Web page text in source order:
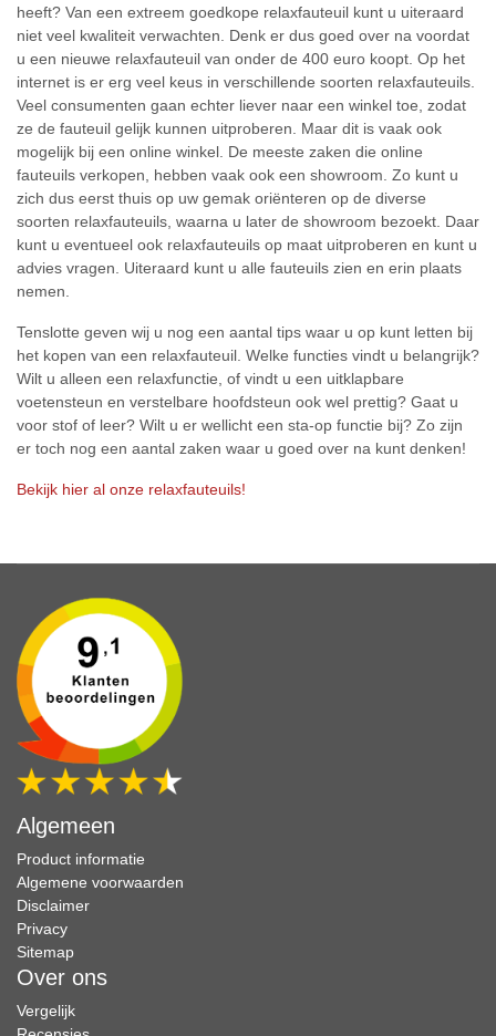
heeft? Van een extreem goedkope relaxfauteuil kunt u uiteraard
niet veel kwaliteit verwachten. Denk er dus goed over na voordat
u een nieuwe relaxfauteuil van onder de 400 euro koopt. Op het
internet is er erg veel keus in verschillende soorten relaxfauteuils.
Veel consumenten gaan echter liever naar een winkel toe, zodat
ze de fauteuil gelijk kunnen uitproberen. Maar dit is vaak ook
mogelijk bij een online winkel. De meeste zaken die online
fauteuils verkopen, hebben vaak ook een showroom. Zo kunt u
zich dus eerst thuis op uw gemak oriënteren op de diverse
soorten relaxfauteuils, waarna u later de showroom bezoekt. Daar
kunt u eventueel ook relaxfauteuils op maat uitproberen en kunt u
advies vragen. Uiteraard kunt u alle fauteuils zien en erin plaats
nemen.
Tenslotte geven wij u nog een aantal tips waar u op kunt letten bij
het kopen van een relaxfauteuil. Welke functies vindt u belangrijk?
Wilt u alleen een relaxfunctie, of vindt u een uitklapbare
voetensteun en verstelbare hoofdsteun ook wel prettig? Gaat u
voor stof of leer? Wilt u er wellicht een sta-op functie bij? Zo zijn
er toch nog een aantal zaken waar u goed over na kunt denken!
Bekijk hier al onze relaxfauteuils!
Algemeen
Product informatie
Algemene voorwaarden
Disclaimer
Privacy
Sitemap
Over ons
Vergelijk